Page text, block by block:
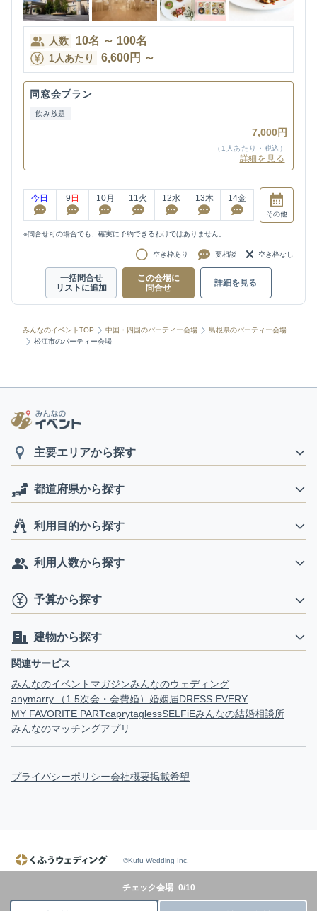
人数 10名 ～ 100名
1人あたり 6,600円 ～
同窓会プラン
飲み放題
7,000円
（1人あたり・税込）
詳細を見る
今日 9 日 10月 11火 12水 13木 14金
その他
※問合せ可の場合でも、確実に予約できるわけではありません。
空き枠あり 要相談 空き枠なし
一括問合せ
リストに追加
この会場に
問合せ
詳細を見る
みんなのイベントTOP 中国・四国のパーティー会場
島根県のパーティー会場
松江市のパーティー会場
チェック会場 0/10
主要エリアから探す
都道府県から探す
利用目的から探す
利用人数から探す
予算から探す
建物から探す
関連サービス
みんなのイベントマガジンみんなのウェディング
anymarry.（1.5次会・会費婚） 婚姻届DRESS EVERY
MY FAVORITE PARTcaprytaglessSELFiEみんなの結婚相談所
みんなのマッチングアプリ
プライバシーポリシー会社概要掲載希望
©Kufu Wedding Inc.